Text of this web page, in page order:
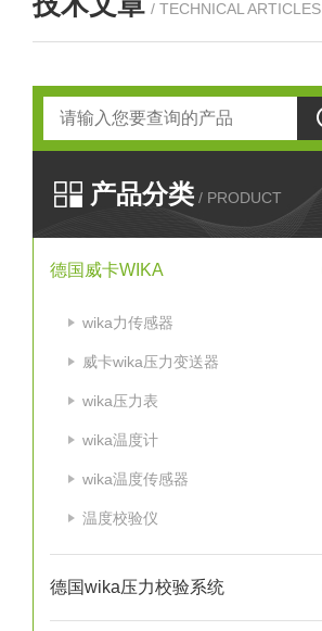
/ TECHNICAL ARTICLES
产品分类 / PRODUCT
德国威卡WIKA
wika力传感器
威卡wika压力变送器
wika压力表
wika温度计
wika温度传感器
温度校验仪
德国wika压力校验系统